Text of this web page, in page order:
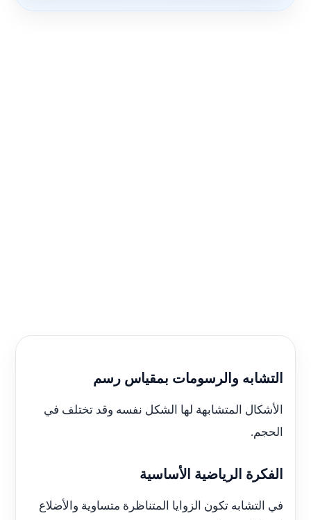
التشابه والرسومات بمقياس رسم
الأشكال المتشابهة لها الشكل نفسه وقد تختلف في
الحجم.
الفكرة الرياضية الأساسية
في التشابه تكون الزوايا المتناظرة متساوية والأضلاع